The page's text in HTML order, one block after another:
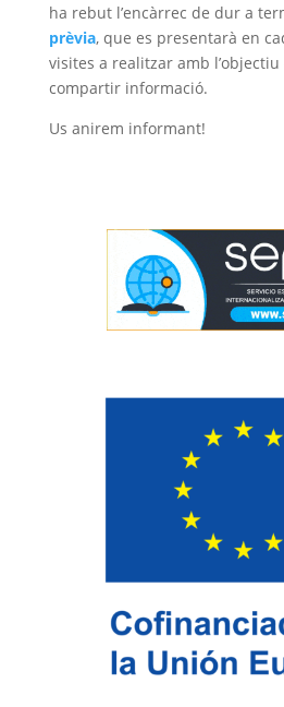
ha rebut l’encàrrec de dur a
prèvia, que es presentarà en
visites a realitzar amb
compartir informació.
Us anirem informant!